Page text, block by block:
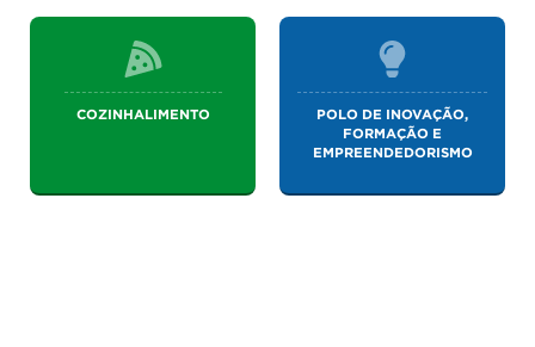
COZINHALIMENTO
POLO DE INOVAÇÃO,
FORMAÇÃO E
EMPREENDEDORISMO